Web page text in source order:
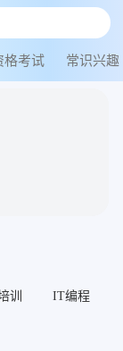
格考试 常识兴趣
训 IT编程